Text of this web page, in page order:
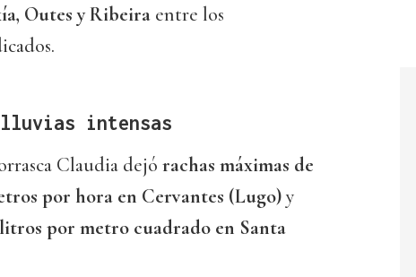
Outes y Ribeira entre los
lluvias intensas
Claudia dejó rachas máximas de
por hora en Cervantes (Lugo)y
por metro cuadrado en Santa